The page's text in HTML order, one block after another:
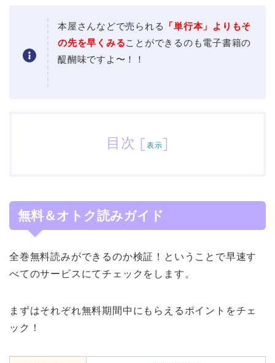
本屋さんなどで売られる
「単行本」よりもそ
の先を早くみることができるのも電子書籍の
醍醐味ですよ〜！！
目次 [ 表示]
無料＆オトク読みガイド
全巻無料読みができるのか検証！ということで早速す
べてのサービスにてチェックをします。
まずはそれぞれ無料期間中にもらえるポイントをチェ
ック！